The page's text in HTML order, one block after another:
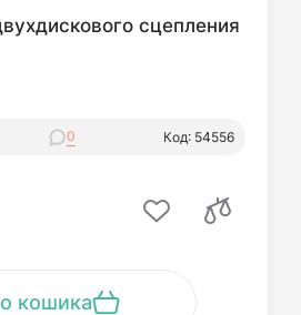
сцепления
0 Код: 54556
кошика